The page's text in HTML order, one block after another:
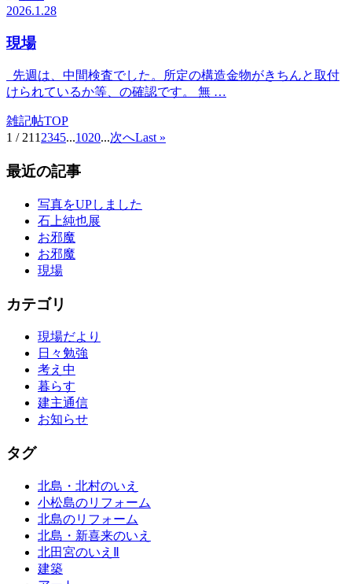
2026.1.28
現場
先週は、中間検査でした。所定の構造金物がきちんと取付
けられているか等、の確認です。 無 …
雑記帖TOP
1 / 2112345...1020...次へLast »
最近の記事
写真をUPしました
石上純也展
お邪魔
お邪魔
現場
カテゴリ
現場だより
日々勉強
考え中
暮らす
建主通信
お知らせ
タグ
北島・北村のいえ
小松島のリフォーム
北島のリフォーム
北島・新喜来のいえ
北田宮のいえⅡ
建築